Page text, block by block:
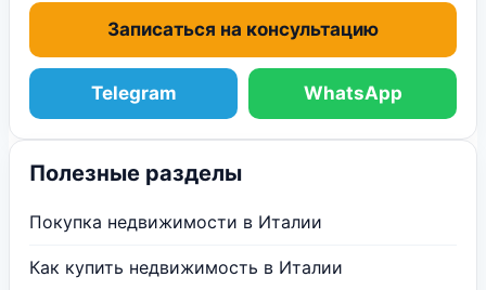
Записаться на консультацию
Telegram WhatsApp
Полезные разделы
Покупка недвижимости в Италии
Как купить недвижимость в Италии